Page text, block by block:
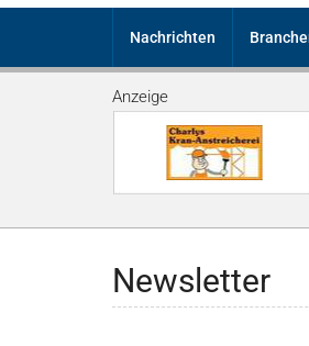
Nachrichten
Anzeige
Newsletter